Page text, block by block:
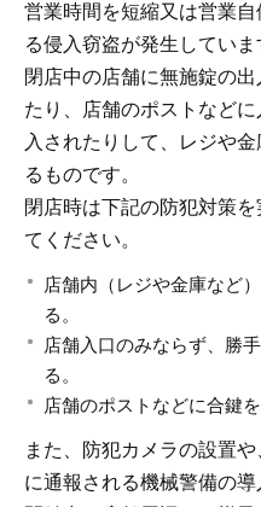
営業時間を短縮又は営業
る侵入窃盗が発生していま
閉店中の店舗に無施錠の
たり、店舗のポストなど
入されたりして、レジや
るものです。
閉店時は下記の防犯対策
てください。
店舗内（レジや金庫など
る。
店舗入口のみならず、勝
る。
店舗のポストなどに合鍵
また、防犯カメラの設置
に通報される機械警備の導